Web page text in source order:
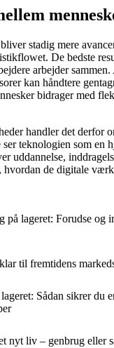
stadig mere
De bedste
arbejder
kan håndtere
bidrager med
handler det derfor
ser teknologien som en
uddannelse,
hvordan de digitale
på lageret: Forudse og
til fremtidens
Sådan sikrer du
nyt liv – genbrug eller